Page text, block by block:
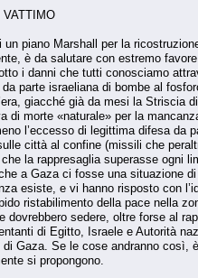
VATTIMO
un piano Marshall per la
è da salutare con estremo
i danni che tutti conosciamo
da parte israeliana di bombe al
giacché già da mesi la Striscia
di morte «naturale» per la
l’eccesso di legittima difesa da
città al confine (missili che
la rappresaglia superasse ogni
a Gaza ci fosse una situazione
esiste, e vi hanno risposto con
ristabilimento della pace nella
dovrebbero sedere, oltre forse al
di Egitto, Israele e Autorità
di Gaza. Se le cose andranno così,
si propongono.